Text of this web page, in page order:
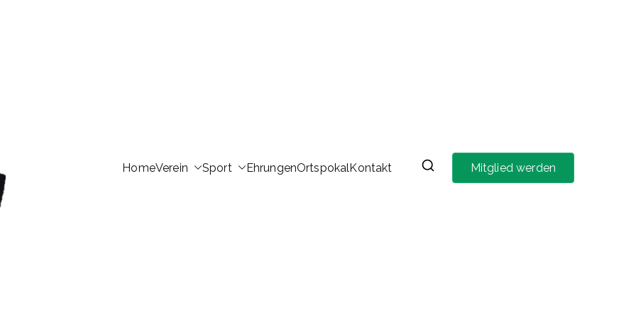
HomeVerein Sport EhrungenOrtspokalKontakt Mitglied werden